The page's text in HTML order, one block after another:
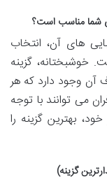
شما مناسب است؟
های آن، انتخاب
خوشبختانه، گزینه
آن وجود دارد که هر
می توانند با توجه
بهترین گزینه را
گزینه)